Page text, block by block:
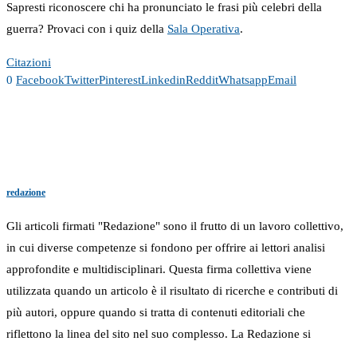
Sapresti riconoscere chi ha pronunciato le frasi più celebri della
guerra? Provaci con i quiz della Sala Operativa.
Citazioni
0 FacebookTwitterPinterestLinkedinRedditWhatsappEmail
redazione
Gli articoli firmati "Redazione" sono il frutto di un lavoro collettivo,
in cui diverse competenze si fondono per offrire ai lettori analisi
approfondite e multidisciplinari. Questa firma collettiva viene
utilizzata quando un articolo è il risultato di ricerche e contributi di
più autori, oppure quando si tratta di contenuti editoriali che
riflettono la linea del sito nel suo complesso. La Redazione si